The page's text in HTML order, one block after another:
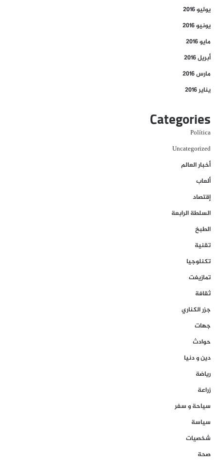
يوليو 2016
يونيو 2016
مايو 2016
أبريل 2016
مارس 2016
يناير 2016
Categories
Política
Uncategorized
أخبار العالم
ألعاب
إقتصاد
السلطة الرابعة
الطبخ
تقنية
تكنلوجيا
تمازيغت
ثقافة
جزر الكناري
جهات
حوادث
دين و دنيا
رياضة
زراعة
سياحة و سفر
سياسة
شخصيات
صحة